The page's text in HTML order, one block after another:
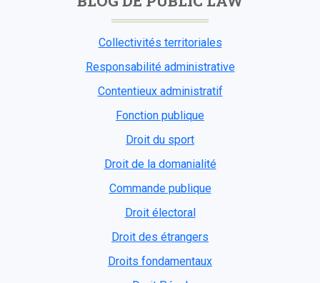
Collectivités territoriales
Responsabilité administrative
Contentieux administratif
Fonction publique
Droit du sport
Droit de la domanialité
Commande publique
Droit électoral
Droit des étrangers
Droits fondamentaux